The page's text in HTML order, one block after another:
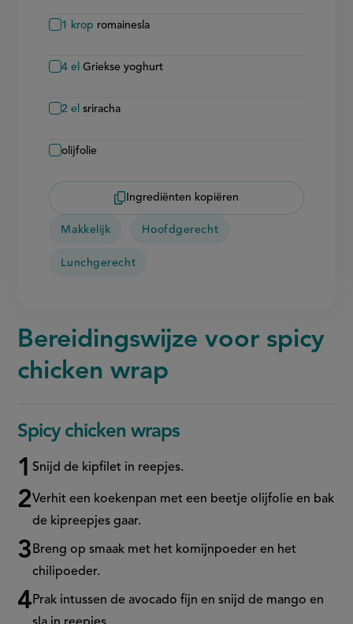
1 krop romainesla
4 el Griekse yoghurt
2 el sriracha
olijfolie
Ingrediënten kopiëren
Makkelijk Hoofdgerecht
Lunchgerecht
Bereidingswijze voor spicy
chicken wrap
Spicy chicken wraps
Snijd de kipfilet in reepjes.
Verhit een koekenpan met een beetje olijfolie en bak
de kipreepjes gaar.
Breng op smaak met het komijnpoeder en het
chilipoeder.
Prak intussen de avocado fijn en snijd de mango en